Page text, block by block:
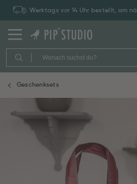
Werktags vor 14 Uhr bestellt, am
Geschenksets